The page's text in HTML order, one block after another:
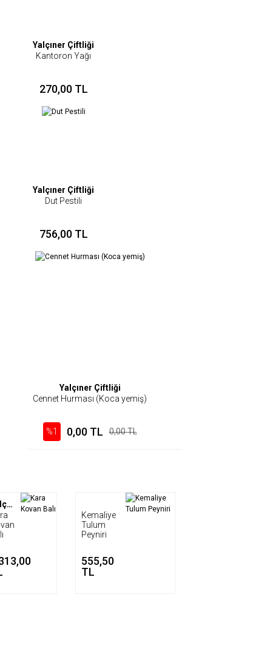
Yalçıner Çiftliği
Kantoron Yağı
270,00 TL
Yalçıner Çiftliği
Dut Pestili
756,00 TL
Yalçıner Çiftliği
Cennet Hurması (Koca yemiş)
%1 0,00 TL 0,00 TL
Yalçıner Çiftliği
Kemaliye
Tulum
Peyniri
555,50
TL